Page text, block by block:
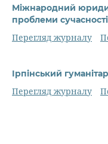
Міжнародний
проблеми
Перегляд журналу
Ірпінський
Перегляд журналу